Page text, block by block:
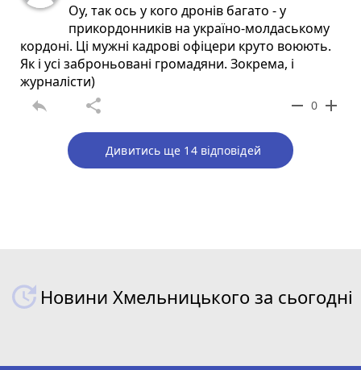
Оу, так ось у кого дронів багато - у
прикордонників на україно-молдаському
кордоні. Ці мужні кадрові офіцери круто воюють.
Як і усі заброньовані громадяни. Зокрема, і
журналісти)
reply share remove 0 add
Дивитись ще 14 відповідей
Новини Хмельницького за сьогодні